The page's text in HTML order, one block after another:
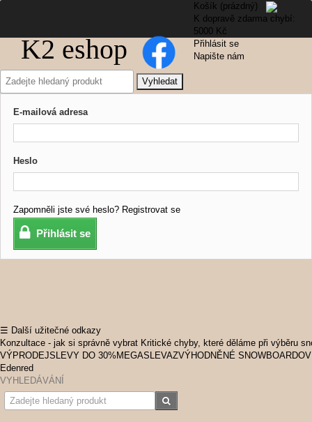
K2 eshop
Košík (prázdný)
K dopravě zdarma chybí:
5000 Kč
Přihlásit se
Napište nám
Vyhledat
E-mailová adresa
Heslo
Zapomněli jste své heslo? Registrovat se
Přihlásit se
☰ Další užitečné odkazy
Konzultace - jak si správně vybrat Kritické chyby, které děláme při výběru
VÝPRODEJSLEVY DO 30% MEGASLEVAZVÝHODNĚNÉ
Edenred
VYHLEDÁVÁNÍ